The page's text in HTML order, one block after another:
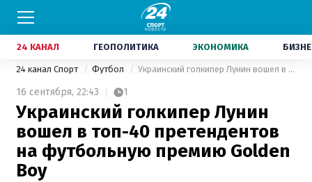
24 КАНАЛ ГЕОПОЛИТИКА ЭКОНОМИКА
24 канал Спорт Футбол Украинский голкипер Лунин вошел в топ-40 претендентов на футбольную премию Golden Boy
16 сентября, 22:43 1
Украинский голкипер Лунин
вошел в топ-40 претендентов
на футбольную премию Golden
Boy